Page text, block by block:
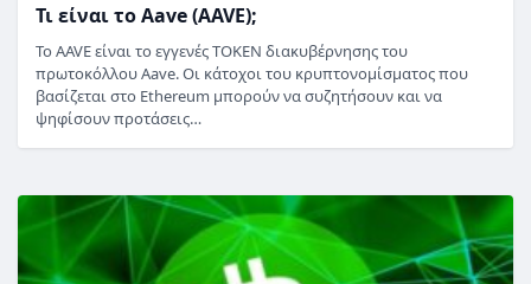
Τι είναι το Aave (AAVE);
Το AAVE είναι το εγγενές TOKEN διακυβέρνησης του
πρωτοκόλλου Aave. Οι κάτοχοι του κρυπτονομίσματος που
βασίζεται στο Ethereum μπορούν να συζητήσουν και να
ψηφίσουν προτάσεις…